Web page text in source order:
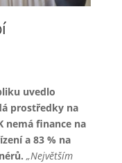
uvedlo
prostředky na
nemá finance na
a 83 % na
„Největším